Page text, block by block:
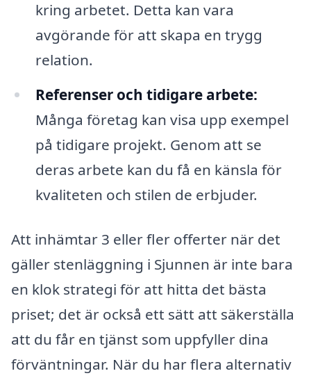
kring arbetet. Detta kan vara
avgörande för att skapa en trygg
relation.
Referenser och tidigare arbete:
Många företag kan visa upp exempel
på tidigare projekt. Genom att se
deras arbete kan du få en känsla för
kvaliteten och stilen de erbjuder.
Att inhämtar 3 eller fler offerter när det
gäller stenläggning i Sjunnen är inte bara
en klok strategi för att hitta det bästa
priset; det är också ett sätt att säkerställa
att du får en tjänst som uppfyller dina
förväntningar. När du har flera alternativ